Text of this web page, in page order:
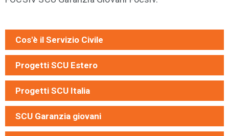
Cos'è il Servizio Civile
Progetti SCU Estero
Progetti SCU Italia
SCU Garanzia giovani